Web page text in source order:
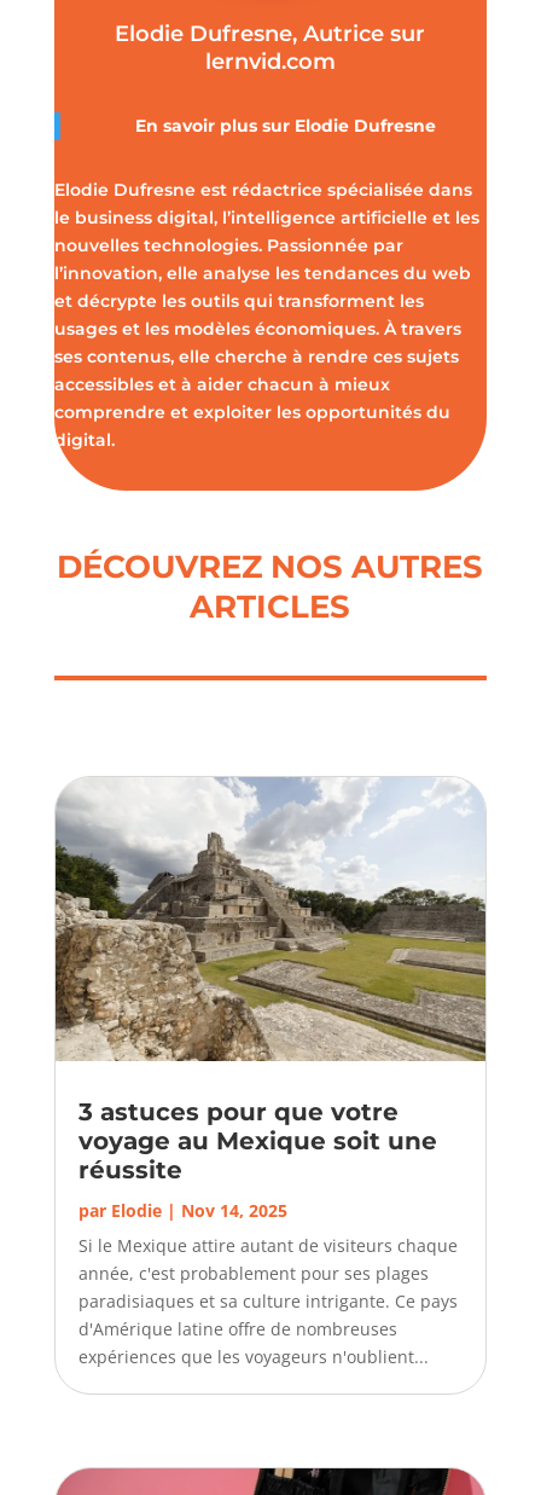
Elodie Dufresne, Autrice sur
lernvid.com
En savoir plus sur Elodie Dufresne
Elodie Dufresne est rédactrice spécialisée dans
le business digital, l’intelligence artificielle et les
nouvelles technologies. Passionnée par
l’innovation, elle analyse les tendances du web
et décrypte les outils qui transforment les
usages et les modèles économiques. À travers
ses contenus, elle cherche à rendre ces sujets
accessibles et à aider chacun à mieux
comprendre et exploiter les opportunités du
digital.
DÉCOUVREZ NOS AUTRES
ARTICLES
3 astuces pour que votre
voyage au Mexique soit une
réussite
par Elodie| Nov 14, 2025
Si le Mexique attire autant de visiteurs chaque
année, c'est probablement pour ses plages
paradisiaques et sa culture intrigante. Ce pays
d'Amérique latine offre de nombreuses
expériences que les voyageurs n'oublient...